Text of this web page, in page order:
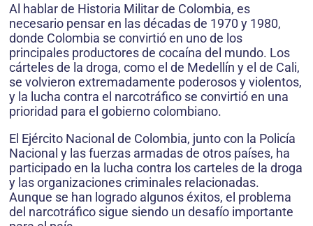
Al hablar de Historia Militar de Colombia, es
necesario pensar en las décadas de 1970 y 1980,
donde Colombia se convirtió en uno de los
principales productores de cocaína del mundo. Los
cárteles de la droga, como el de Medellín y el de Cali,
se volvieron extremadamente poderosos y violentos,
y la lucha contra el narcotráfico se convirtió en una
prioridad para el gobierno colombiano.
El Ejército Nacional de Colombia, junto con la Policía
Nacional y las fuerzas armadas de otros países, ha
participado en la lucha contra los carteles de la droga
y las organizaciones criminales relacionadas.
Aunque se han logrado algunos éxitos, el problema
del narcotráfico sigue siendo un desafío importante